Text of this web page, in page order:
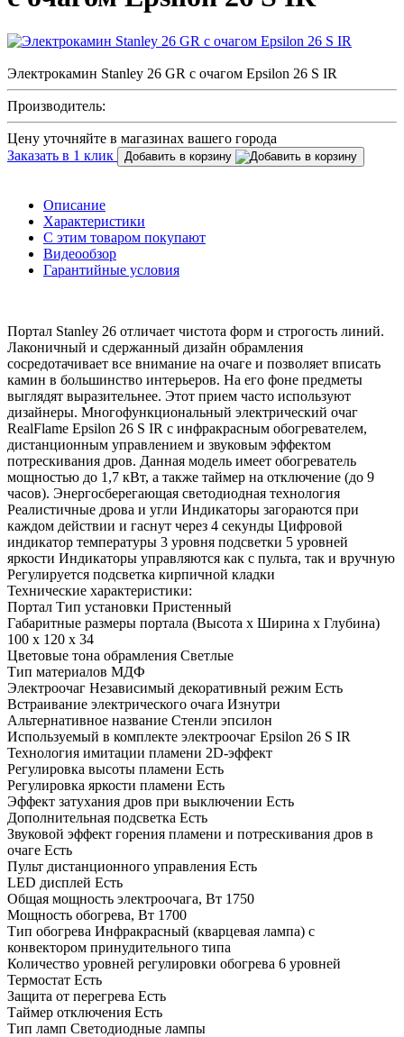
Электрокамин Stanley 26 GR с очагом Epsilon 26 S IR
Производитель:
Цену уточняйте в магазинах вашего города
Заказать в 1 клик
Добавить в корзину
Описание
Характеристики
С этим товаром покупают
Видеообзор
Гарантийные условия
Портал Stanley 26 отличает чистота форм и строгость линий.
Лаконичный и сдержанный дизайн обрамления
сосредотачивает все внимание на очаге и позволяет вписать
камин в большинство интерьеров. На его фоне предметы
выглядят выразительнее. Этот прием часто используют
дизайнеры. Многофункциональный электрический очаг
RealFlame Epsilon 26 S IR с инфракрасным обогревателем,
дистанционным управлением и звуковым эффектом
потрескивания дров. Данная модель имеет обогреватель
мощностью до 1,7 кВт, а также таймер на отключение (до 9
часов). Энергосберегающая светодиодная технология
Реалистичные дрова и угли Индикаторы загораются при
каждом действии и гаснут через 4 секунды Цифровой
индикатор температуры 3 уровня подсветки 5 уровней
яркости Индикаторы управляются как с пульта, так и вручную
Регулируется подсветка кирпичной кладки
Технические характеристики:
Портал Тип установки Пристенный
Габаритные размеры портала (Высота x Ширина x Глубина)
100 x 120 x 34
Цветовые тона обрамления Светлые
Тип материалов МДФ
Электроочаг Независимый декоративный режим Есть
Встраивание электрического очага Изнутри
Альтернативное название Стенли эпсилон
Используемый в комплекте электроочаг Epsilon 26 S IR
Технология имитации пламени 2D-эффект
Регулировка высоты пламени Есть
Регулировка яркости пламени Есть
Эффект затухания дров при выключении Есть
Дополнительная подсветка Есть
Звуковой эффект горения пламени и потрескивания дров в
очаге Есть
Пульт дистанционного управления Есть
LED дисплей Есть
Общая мощность электроочага, Вт 1750
Мощность обогрева, Вт 1700
Тип обогрева Инфракрасный (кварцевая лампа) с
конвектором принудительного типа
Количество уровней регулировки обогрева 6 уровней
Термостат Есть
Защита от перегрева Есть
Таймер отключения Есть
Тип ламп Светодиодные лампы